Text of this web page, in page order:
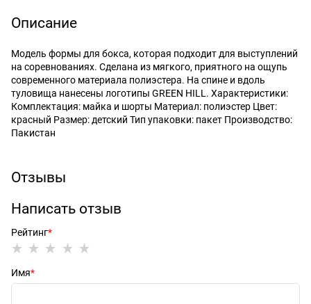
Описание
Модель формы для бокса, которая подходит для выступлений
на соревнованиях. Сделана из мягкого, приятного на ощупь
современного материала полиэстера. На спине и вдоль
туловища нанесены логотипы GREEN HILL. Характеристики:
Комплектация: майка и шорты Материал: полиэстер Цвет:
красный Размер: детский Тип упаковки: пакет Производство:
Пакистан
Отзывы
Написать отзыв
Рейтинг
Имя